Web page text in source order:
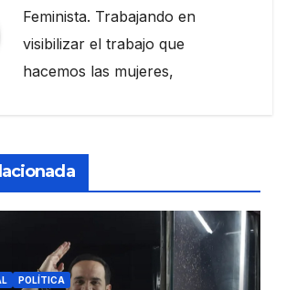
Feminista. Trabajando en
visibilizar el trabajo que
hacemos las mujeres,
POLÍTICA